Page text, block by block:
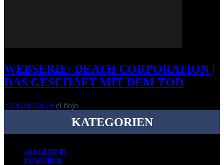
WEBSERIE: DEATH CORPORATION |
DAS GESCHÄFT MIT DEM TOD
*ANIMATION el flojo
KATEGORIEN
ALLGEMEIN
FEATURED